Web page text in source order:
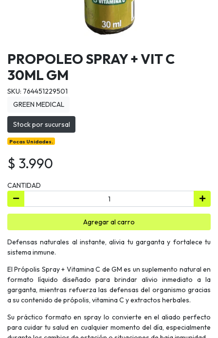
PROPOLEO SPRAY + VIT C
30ML GM
SKU: 764451229501
GREEN MEDICAL
Stock por sucursal
Pocas Unidades.
$ 3.990
CANTIDAD
Agregar al carro
Defensas naturales al instante, alivia tu garganta y fortalece tu
sistema inmune.
El Própolis Spray + Vitamina C de GM es un suplemento natural en
formato líquido diseñado para brindar alivio inmediato a la
garganta, mientras refuerza las defensas del organismo gracias
a su contenido de própolis, vitamina C y extractos herbales.
Su práctico formato en spray lo convierte en el aliado perfecto
para cuidar tu salud en cualquier momento del día, especialmente